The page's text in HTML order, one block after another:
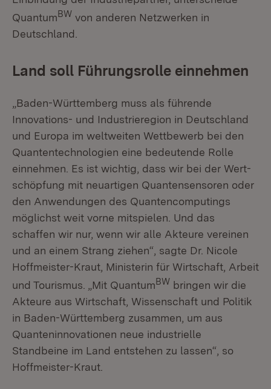
QuantumBW von anderen Netzwerken in
Deutschland.
Land soll Führungsrolle einnehmen
„Baden-Württemberg muss als führende
Innovations- und Industrieregion in Deutschland
und Europa im weltweiten Wettbewerb bei den
Quantentechnologien eine bedeutende Rolle
einnehmen. Es ist wichtig, dass wir bei der Wert-
schöpfung mit neuartigen Quantensensoren oder
den Anwendungen des Quantencomputings
möglichst weit vorne mitspielen. Und das
schaffen wir nur, wenn wir alle Akteure vereinen
und an einem Strang ziehen“, sagte Dr. Nicole
Hoffmeister-Kraut, Ministerin für Wirtschaft, Arbeit
und Tourismus. „Mit QuantumBW bringen wir die
Akteure aus Wirtschaft, Wissenschaft und Politik
in Baden-Württemberg zusammen, um aus
Quanteninnovationen neue industrielle
Standbeine im Land entstehen zu lassen“, so
Hoffmeister-Kraut.